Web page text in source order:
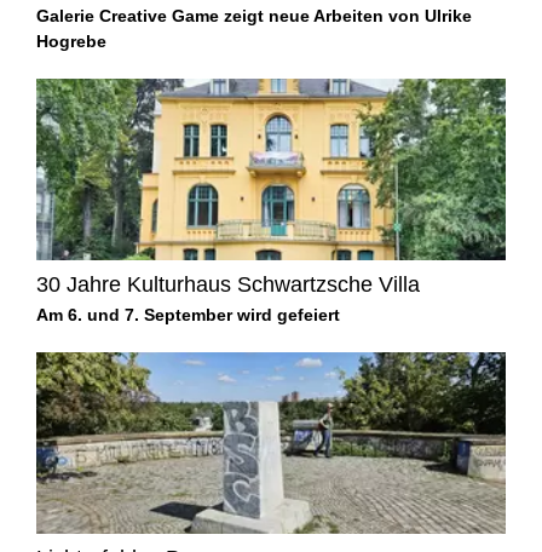
Galerie Creative Game zeigt neue Arbeiten von Ulrike
Hogrebe
30 Jahre Kulturhaus Schwartzsche Villa
Am 6. und 7. September wird gefeiert